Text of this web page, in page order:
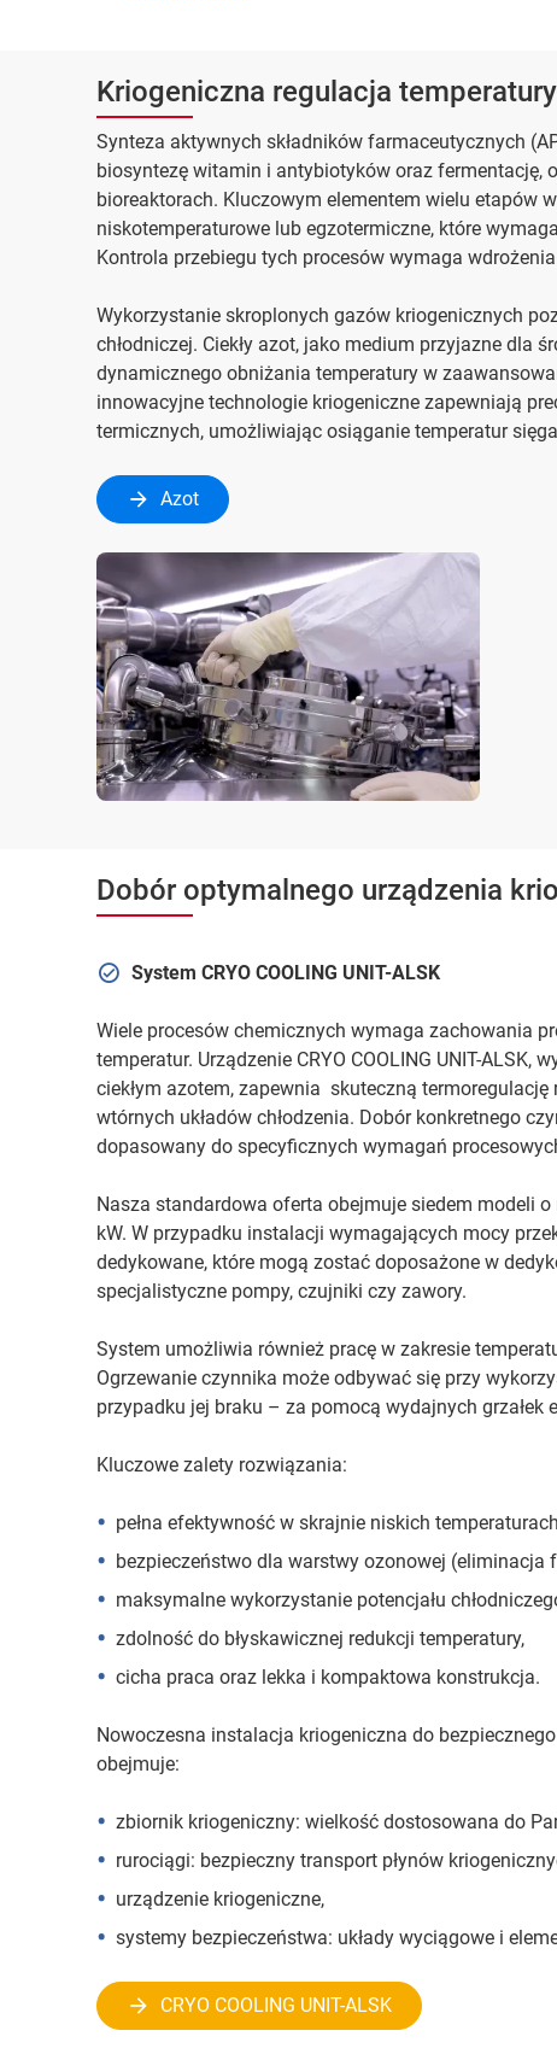
Kriogeniczna regulacja temperatury
Synteza aktywnych składników farmaceutycznych
biosyntezę witamin i antybiotyków oraz fermentację,
bioreaktorach. Kluczowym elementem wielu etapów
niskotemperaturowe lub egzotermiczne, które
Kontrola przebiegu tych procesów wymaga
Wykorzystanie skroplonych gazów kriogenicznych
chłodniczej. Ciekły azot, jako medium przyjazne dla
dynamicznego obniżania temperatury w
innowacyjne technologie kriogeniczne zapewniają
termicznych, umożliwiając osiąganie temperatur
Azot
Dobór optymalnego urządzenia
System CRYO COOLING UNIT-ALSK
Wiele procesów chemicznych wymaga zachowania
temperatur. Urządzenie CRYO COOLING UNIT-ALSK,
ciekłym azotem, zapewnia skuteczną
wtórnych układów chłodzenia. Dobór konkretnego
dopasowany do specyficznych wymagań
Nasza standardowa oferta obejmuje siedem modeli
kW. W przypadku instalacji wymagających mocy
dedykowane, które mogą zostać doposażone w
specjalistyczne pompy, czujniki czy zawory.
System umożliwia również pracę w zakresie
Ogrzewanie czynnika może odbywać się przy
przypadku jej braku – za pomocą wydajnych grzałek
Kluczowe zalety rozwiązania:
pełna efektywność w skrajnie niskich
bezpieczeństwo dla warstwy ozonowej (eliminacja
maksymalne wykorzystanie potencjału
zdolność do błyskawicznej redukcji temperatury,
cicha praca oraz lekka i kompaktowa konstrukcja.
Nowoczesna instalacja kriogeniczna do
obejmuje:
zbiornik kriogeniczny: wielkość dostosowana do
rurociągi: bezpieczny transport płynów
urządzenie kriogeniczne,
systemy bezpieczeństwa: układy wyciągowe i
CRYO COOLING UNIT-ALSK